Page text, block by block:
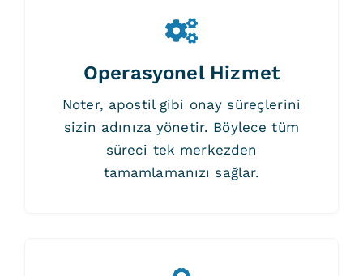
Operasyonel Hizmet
Noter, apostil gibi onay süreçlerini
sizin adınıza yönetir. Böylece tüm
süreci tek merkezden
tamamlamanızı sağlar.